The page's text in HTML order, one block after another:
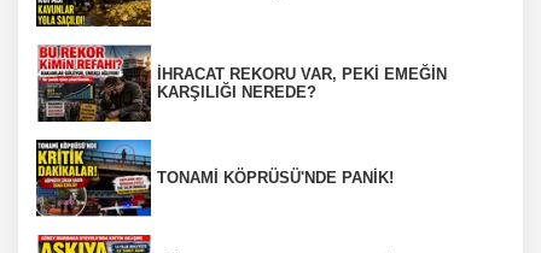
İHRACAT REKORU VAR, PEKİ EMEĞİN
KARŞILIĞI NEREDE?
TONAMİ KÖPRÜSÜ'NDE PANİK!